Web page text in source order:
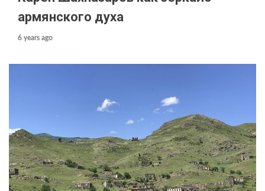
армянского духа
6 years ago